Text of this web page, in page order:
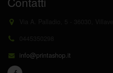
info@printashop.it